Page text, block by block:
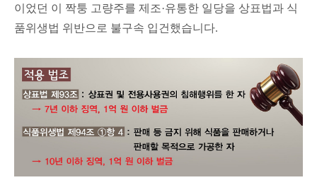
이었던 이 짝퉁 고량주를 제조·유통한 일당을 상표법과 식
품위생법 위반으로 불구속 입건했습니다.